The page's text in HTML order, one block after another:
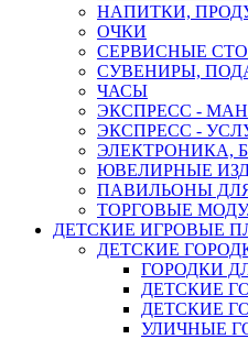
НАПИТКИ,
ОЧКИ
СЕРВИСНЫЕ
СУВЕНИРЫ,
ЧАСЫ
ЭКСПРЕСС -
ЭКСПРЕСС -
ЭЛЕКТРОНИКА,
ЮВЕЛИРНЫЕ
ПАВИЛЬОНЫ
ТОРГОВЫЕ
ДЕТСКИЕ ИГРОВЫЕ
ДЕТСКИЕ
ГОРОДКИ
ДЕТСКИЕ
ДЕТСКИЕ
УЛИЧНЫЕ